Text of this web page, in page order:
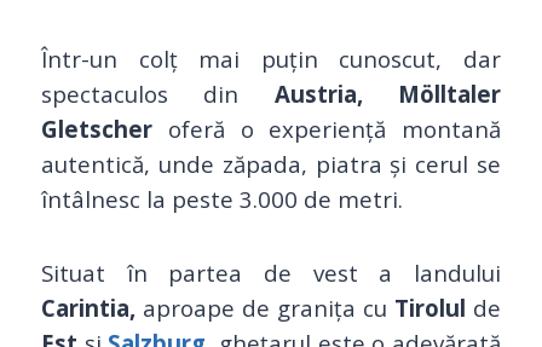
Într-un colț mai puțin cunoscut, dar
spectaculos din Austria, Mölltaler
Gletscher oferă o experiență montană
autentică, unde zăpada, piatra și cerul se
întâlnesc la peste 3.000 de metri.
Situat în partea de vest a landului
Carintia, aproape de granița cu Tirolul de